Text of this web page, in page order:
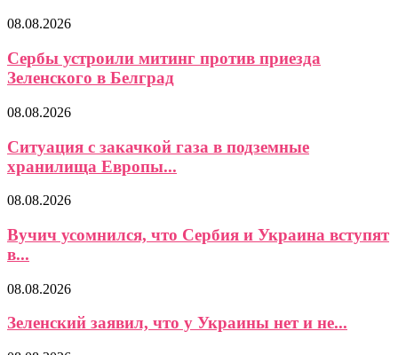
08.08.2026
Сербы устроили митинг против приезда
Зеленского в Белград
08.08.2026
Ситуация с закачкой газа в подземные
хранилища Европы...
08.08.2026
Вучич усомнился, что Сербия и Украина вступят
в...
08.08.2026
Зеленский заявил, что у Украины нет и не...